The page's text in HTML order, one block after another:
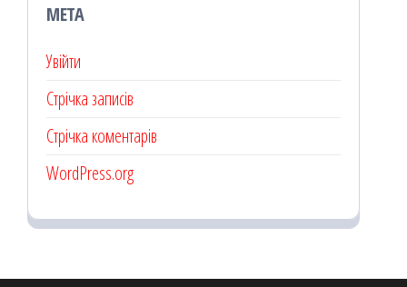
МЕТА
Увійти
Стрічка записів
Стрічка коментарів
WordPress.org